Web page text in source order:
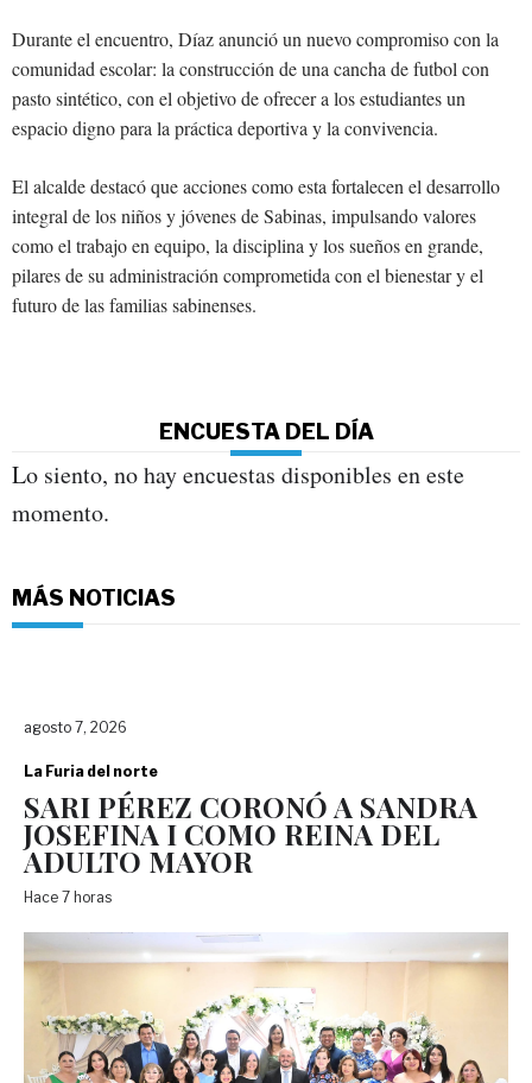
Durante el encuentro, Díaz anunció un nuevo compromiso con la
comunidad escolar: la construcción de una cancha de futbol con
pasto sintético, con el objetivo de ofrecer a los estudiantes un
espacio digno para la práctica deportiva y la convivencia.
El alcalde destacó que acciones como esta fortalecen el desarrollo
integral de los niños y jóvenes de Sabinas, impulsando valores
como el trabajo en equipo, la disciplina y los sueños en grande,
pilares de su administración comprometida con el bienestar y el
futuro de las familias sabinenses.
ENCUESTA DEL DÍA
Lo siento, no hay encuestas disponibles en este
momento.
MÁS NOTICIAS
agosto 7, 2026
La Furia del norte
SARI PÉREZ CORONÓ A SANDRA
JOSEFINA I COMO REINA DEL
ADULTO MAYOR
Hace 7 horas